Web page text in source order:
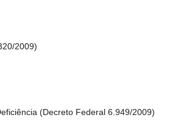
2009)
(Decreto Federal 6.949/2009)